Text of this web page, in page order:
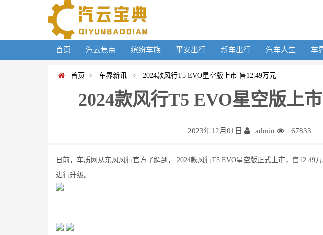
首页 汽云焦点 缤纷车族 平安出行 新车出行 汽车人生 车
首页 > 车界新讯 > 2024款风行T5 EVO星空版上市 售12.49万元
2024款风行T5 EVO星空版上
2023年12月01日 admin 67833
日前，车质网从东风风行官方了解到， 2024款风行T5 EVO星空版正式上市，售12.49
进行升级。